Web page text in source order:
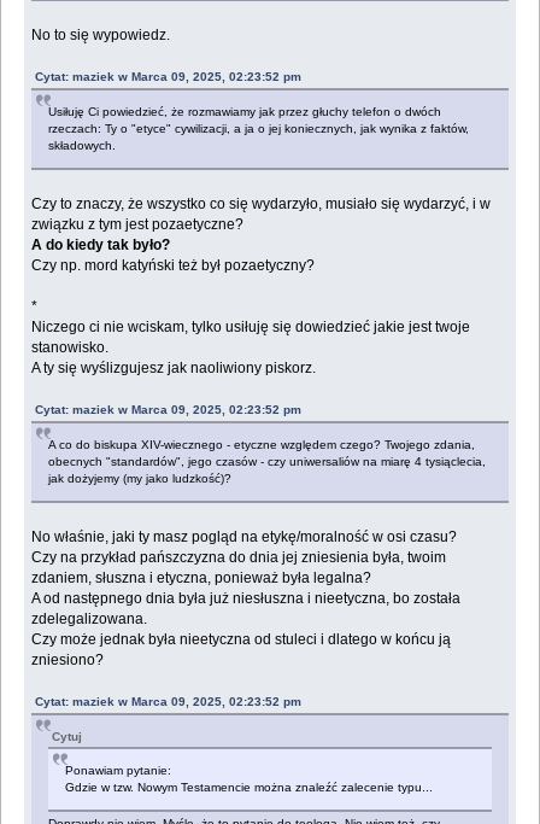
No to się wypowiedz.
Cytat: maziek w Marca 09, 2025, 02:23:52 pm
Usiłuję Ci powiedzieć, że rozmawiamy jak przez głuchy telefon o dwóch
rzeczach: Ty o "etyce" cywilizacji, a ja o jej koniecznych, jak wynika z faktów,
składowych.
Czy to znaczy, że wszystko co się wydarzyło, musiało się wydarzyć, i w
związku z tym jest pozaetyczne?
A do kiedy tak było?
Czy np. mord katyński też był pozaetyczny?
*
Niczego ci nie wciskam, tylko usiłuję się dowiedzieć jakie jest twoje
stanowisko.
A ty się wyślizgujesz jak naoliwiony piskorz.
Cytat: maziek w Marca 09, 2025, 02:23:52 pm
A co do biskupa XIV-wiecznego - etyczne względem czego? Twojego zdania,
obecnych "standardów", jego czasów - czy uniwersaliów na miarę 4 tysiąclecia,
jak dożyjemy (my jako ludzkość)?
No właśnie, jaki ty masz pogląd na etykę/moralność w osi czasu?
Czy na przykład pańszczyzna do dnia jej zniesienia była, twoim
zdaniem, słuszna i etyczna, ponieważ była legalna?
A od następnego dnia była już niesłuszna i nieetyczna, bo została
zdelegalizowana.
Czy może jednak była nieetyczna od stuleci i dlatego w końcu ją
zniesiono?
Cytat: maziek w Marca 09, 2025, 02:23:52 pm
Cytuj
Ponawiam pytanie:
Gdzie w tzw. Nowym Testamencie można znaleźć zalecenie typu...